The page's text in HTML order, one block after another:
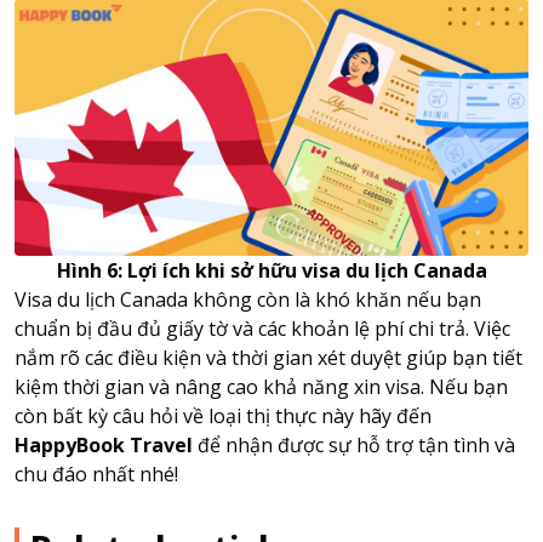
Hình 6: Lợi ích khi sở hữu visa du lịch Canada
Visa du lịch Canada không còn là khó khăn nếu bạn
chuẩn bị đầu đủ giấy tờ và các khoản lệ phí chi trả. Việc
nắm rõ các điều kiện và thời gian xét duyệt giúp bạn tiết
kiệm thời gian và nâng cao khả năng xin visa. Nếu bạn
còn bất kỳ câu hỏi về loại thị thực này hãy đến
HappyBook Travel để nhận được sự hỗ trợ tận tình và
chu đáo nhất nhé!